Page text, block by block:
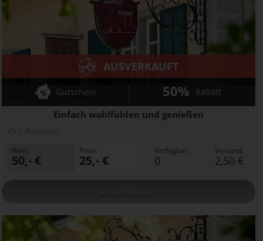
Herburger's Mohren
Einfach wohlfühlen und genießen
AUSVERKAUFT
Gutschein 50% Rabatt
Wert:
50,- €
Preis:
25,- €
Verfügbar:
0
Versand:
2,50 €